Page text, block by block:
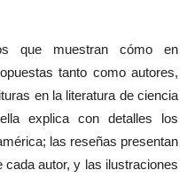
que muestran cómo en
tanto como autores,
en la literatura de ciencia
explica con detalles los
las reseñas presentan
autor, y las ilustraciones